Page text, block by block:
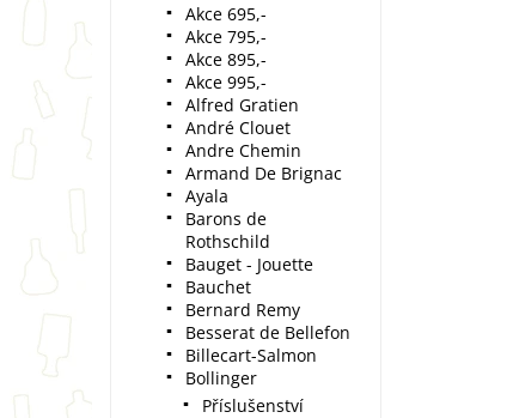
Akce 695,-
Akce 795,-
Akce 895,-
Akce 995,-
Alfred Gratien
André Clouet
Andre Chemin
Armand De Brignac
Ayala
Barons de
Rothschild
Bauget - Jouette
Bauchet
Bernard Remy
Besserat de Bellefon
Billecart-Salmon
Bollinger
Příslušenství